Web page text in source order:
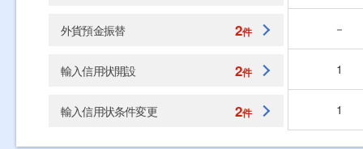
外貨預金振替 2件 －
輸入信用状開設 2件 1
輸入信用状条件変更 2件 1